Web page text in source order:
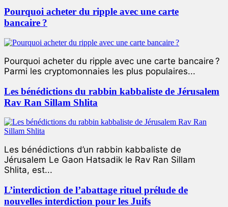
Pourquoi acheter du ripple avec une carte
bancaire ?
Pourquoi acheter du ripple avec une carte bancaire ?
Parmi les cryptomonnaies les plus populaires...
Les bénédictions du rabbin kabbaliste de Jérusalem
Rav Ran Sillam Shlita
Les bénédictions d’un rabbin kabbaliste de
Jérusalem Le Gaon Hatsadik le Rav Ran Sillam
Shlita, est...
L’interdiction de l’abattage rituel prélude de
nouvelles interdiction pour les Juifs